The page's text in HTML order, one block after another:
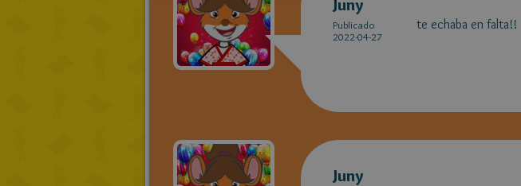
Juny
Publicado
2022-04-27
te echaba en falta!!
Juny